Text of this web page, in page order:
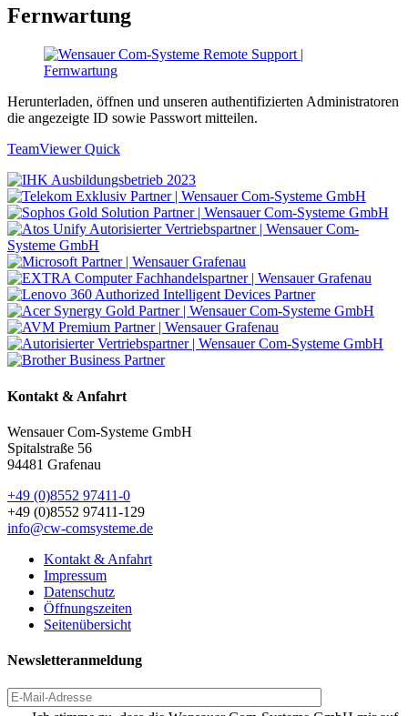
Fernwartung
Herunterladen, öffnen und unseren authentifizierten Administratoren
die angezeigte ID sowie Passwort mitteilen.
TeamViewer Quick
Kontakt & Anfahrt
Wensauer Com-Systeme GmbH
Spitalstraße 56
94481 Grafenau
+49 (0)8552 97411-0
+49 (0)8552 97411-129
info@cw-comsysteme.de
Kontakt & Anfahrt
Impressum
Datenschutz
Öffnungszeiten
Seitenübersicht
Newsletteranmeldung